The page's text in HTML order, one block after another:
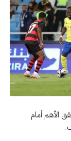
الأهم أمام